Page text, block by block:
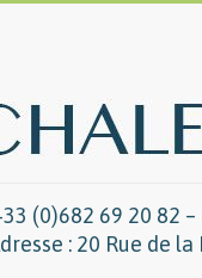
(0)682 69 20 82
: 20 Rue de